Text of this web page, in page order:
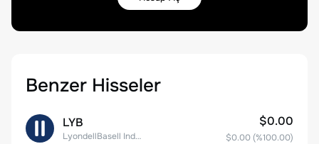
Benzer Hisseler
LYB
LyondellBasell Industries N.V. Class A
$0.00
$0.00 (%100.00)